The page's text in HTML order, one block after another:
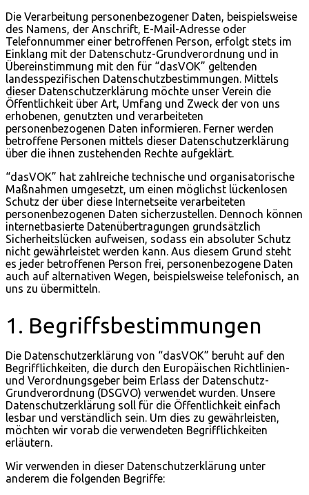
Die Verarbeitung personenbezogener Daten, beispielsweise
des Namens, der Anschrift, E-Mail-Adresse oder
Telefonnummer einer betroffenen Person, erfolgt stets im
Einklang mit der Datenschutz-Grundverordnung und in
Übereinstimmung mit den für “dasVOK” geltenden
landesspezifischen Datenschutzbestimmungen. Mittels
dieser Datenschutzerklärung möchte unser Verein die
Öffentlichkeit über Art, Umfang und Zweck der von uns
erhobenen, genutzten und verarbeiteten
personenbezogenen Daten informieren. Ferner werden
betroffene Personen mittels dieser Datenschutzerklärung
über die ihnen zustehenden Rechte aufgeklärt.
“dasVOK” hat zahlreiche technische und organisatorische
Maßnahmen umgesetzt, um einen möglichst lückenlosen
Schutz der über diese Internetseite verarbeiteten
personenbezogenen Daten sicherzustellen. Dennoch können
internetbasierte Datenübertragungen grundsätzlich
Sicherheitslücken aufweisen, sodass ein absoluter Schutz
nicht gewährleistet werden kann. Aus diesem Grund steht
es jeder betroffenen Person frei, personenbezogene Daten
auch auf alternativen Wegen, beispielsweise telefonisch, an
uns zu übermitteln.
1. Begriffsbestimmungen
Die Datenschutzerklärung von “dasVOK” beruht auf den
Begrifflichkeiten, die durch den Europäischen Richtlinien-
und Verordnungsgeber beim Erlass der Datenschutz-
Grundverordnung (DSGVO) verwendet wurden. Unsere
Datenschutzerklärung soll für die Öffentlichkeit einfach
lesbar und verständlich sein. Um dies zu gewährleisten,
möchten wir vorab die verwendeten Begrifflichkeiten
erläutern.
Wir verwenden in dieser Datenschutzerklärung unter
anderem die folgenden Begriffe: